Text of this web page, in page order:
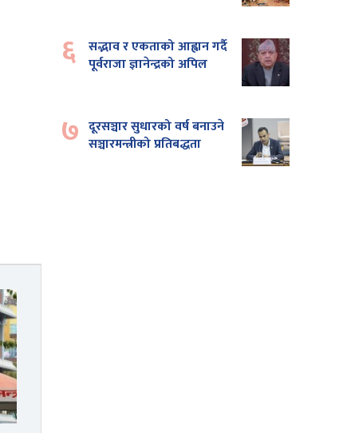
६ सद्भाव र एकताको आह्वान गर्दै
पूर्वराजा ज्ञानेन्द्रको अपिल
७ दूरसञ्चार सुधारको वर्ष बनाउने
सञ्चारमन्त्रीको प्रतिबद्धता